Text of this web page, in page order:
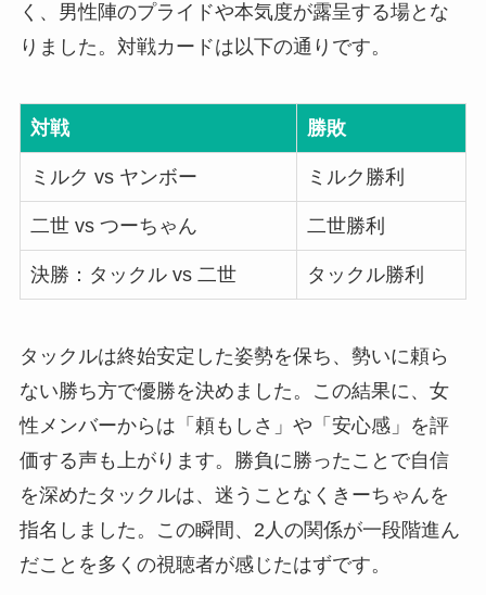
く、男性陣のプライドや本気度が露呈する場とな
りました。対戦カードは以下の通りです。
対戦 勝敗
ミルク vs ヤンボー ミルク勝利
二世 vs つーちゃん 二世勝利
決勝：タックル vs 二世 タックル勝利
タックルは終始安定した姿勢を保ち、勢いに頼ら
ない勝ち方で優勝を決めました。この結果に、女
性メンバーからは「頼もしさ」や「安心感」を評
価する声も上がります。勝負に勝ったことで自信
を深めたタックルは、迷うことなくきーちゃんを
指名しました。この瞬間、2人の関係が一段階進ん
だことを多くの視聴者が感じたはずです。